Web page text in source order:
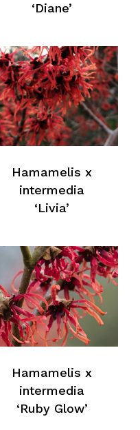
nel carrello
‘Diane’
Hamamelis x
intermedia
‘Livia’
Hamamelis x
intermedia
‘Ruby Glow’